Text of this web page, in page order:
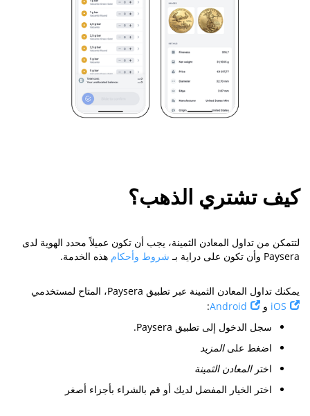
كيف تشتري الذهب؟
لتتمكن من تداول المعادن الثمينة، يجب أن تكون عميلاً محدد الهوية لدى
Paysera وأن تكون على دراية بـ
شروط وأحكام هذه الخدمة.
يمكنك تداول المعادن الثمينة عبر تطبيق Paysera، المتاح لمستخدمي
iOS و Android
:
سجل الدخول إلى تطبيق Paysera.
اضغط علىالمزيد
اخترالمعادن الثمينة
اختر الخيار المفضل لديك أو قم بالشراء بأجزاء أصغر